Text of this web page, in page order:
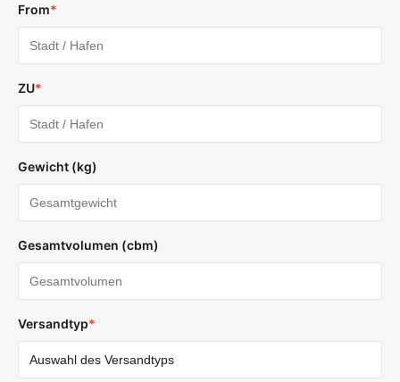
From*
ZU*
Gewicht (kg)
Gesamtvolumen (cbm)
Versandtyp*